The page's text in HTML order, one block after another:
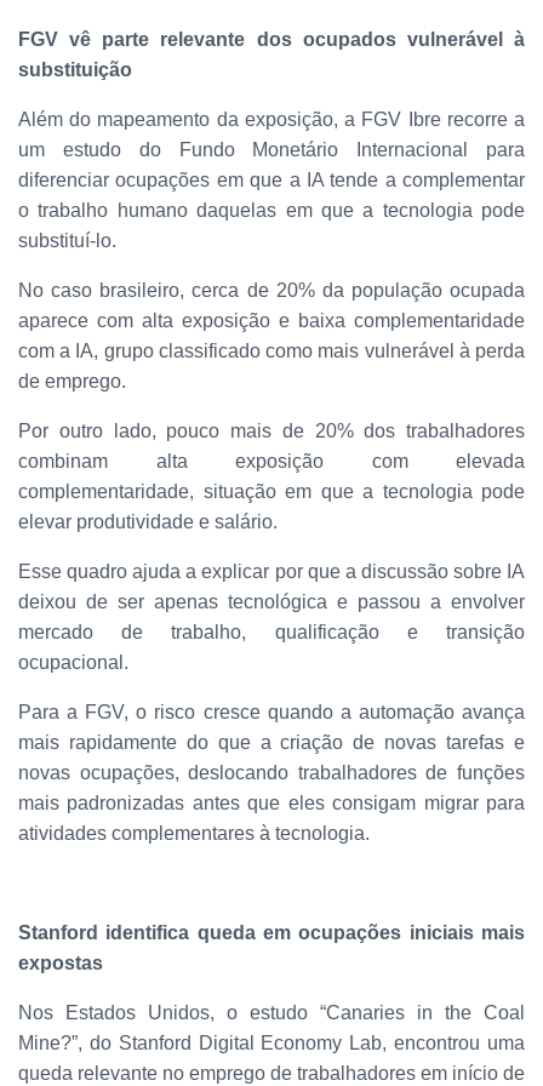
FGV vê parte relevante dos ocupados vulnerável à
substituição
Além do mapeamento da exposição, a FGV Ibre recorre a
um estudo do Fundo Monetário Internacional para
diferenciar ocupações em que a IA tende a complementar
o trabalho humano daquelas em que a tecnologia pode
substituí-lo.
No caso brasileiro, cerca de 20% da população ocupada
aparece com alta exposição e baixa complementaridade
com a IA, grupo classificado como mais vulnerável à perda
de emprego.
Por outro lado, pouco mais de 20% dos trabalhadores
combinam alta exposição com elevada
complementaridade, situação em que a tecnologia pode
elevar produtividade e salário.
Esse quadro ajuda a explicar por que a discussão sobre IA
deixou de ser apenas tecnológica e passou a envolver
mercado de trabalho, qualificação e transição
ocupacional.
Para a FGV, o risco cresce quando a automação avança
mais rapidamente do que a criação de novas tarefas e
novas ocupações, deslocando trabalhadores de funções
mais padronizadas antes que eles consigam migrar para
atividades complementares à tecnologia.
Stanford identifica queda em ocupações iniciais mais
expostas
Nos Estados Unidos, o estudo “Canaries in the Coal
Mine?”, do Stanford Digital Economy Lab, encontrou uma
queda relevante no emprego de trabalhadores em início de